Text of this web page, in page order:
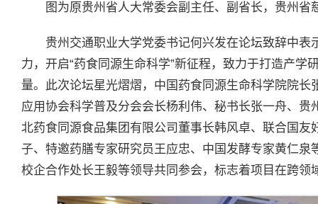
图为原贵州省人大常委会副主任、副省长，贵州
贵州交通职业大学党委书记何兴发在论坛致辞中
力，开启“药食同源生命科学”新征程，致力于打造产学
量。此次论坛星光熠熠，中国药食同源生命科学院院
应用协会科学普及分会会长杨利伟、秘书长张一舟、
北药食同源食品集团有限公司董事长韩风卓、联合国
子、特邀药膳专家研究员王应忠、中国发酵专家黄仁
校企合作处长王毅等领导共同参会，标志着项目在跨领